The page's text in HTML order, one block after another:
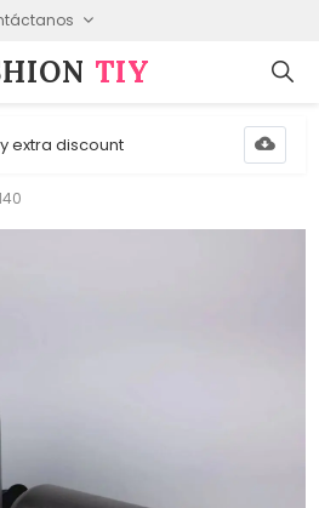
TIY
extra discount